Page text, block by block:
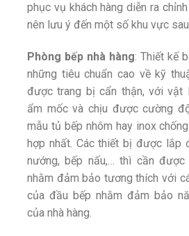
phục vụ khách hàng diễn ra
nên lưu ý đến một số khu vực
Phòng bếp nhà hàng: Thiết kế
những tiêu chuẩn cao về kỹ
được trang bị cẩn thận, với vật
ẩm mốc và chịu được cường
mẫu tủ bếp nhôm hay inox
hợp nhất. Các thiết bị được lắp
nướng, bếp nấu,… thì cần
nhằm đảm bảo tương thích với
của đầu bếp nhằm đảm bảo
của nhà hàng.